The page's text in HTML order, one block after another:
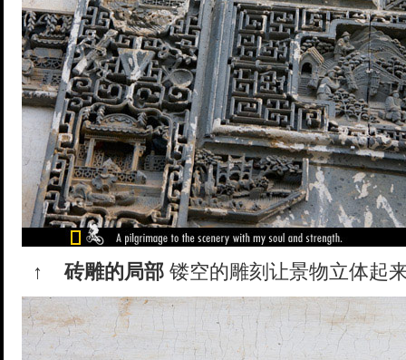
↑ 砖雕的局部 镂空的雕刻让景物立体起